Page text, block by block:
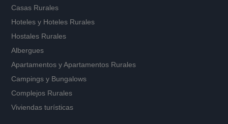
Casas Rurales
Hoteles y Hoteles Rurales
Hostales Rurales
Albergues
Apartamentos yApartamentos Rurales
Campings y Bungalows
Complejos Rurales
Viviendas turísticas